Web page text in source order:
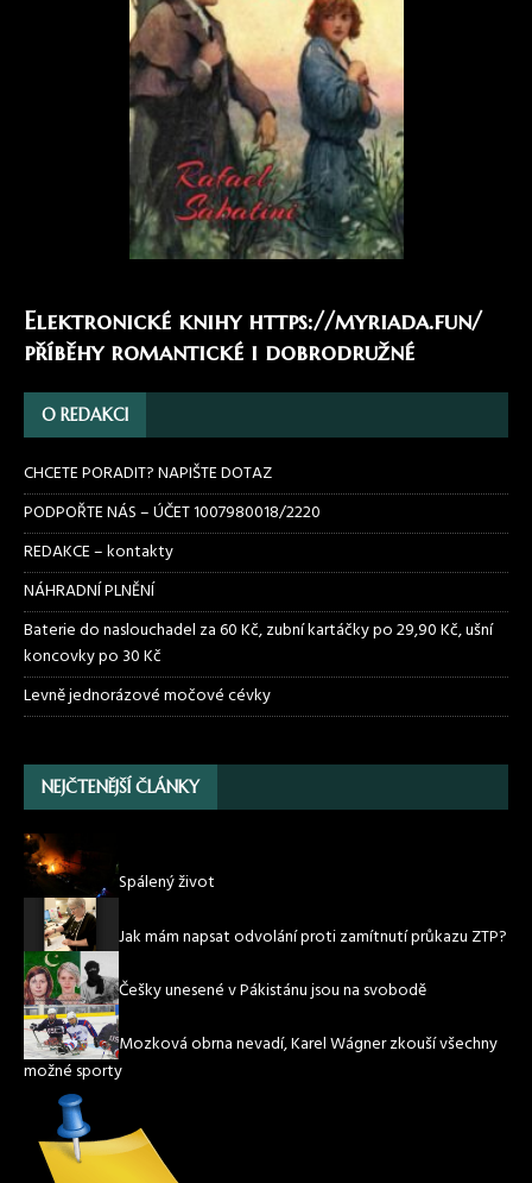
Elektronické knihy https://myriada.fun/
příběhy romantické i dobrodružné
O REDAKCI
CHCETE PORADIT? NAPIŠTE DOTAZ
PODPOŘTE NÁS – ÚČET 1007980018/2220
REDAKCE – kontakty
NÁHRADNÍ PLNĚNÍ
Baterie do naslouchadel za 60 Kč, zubní kartáčky po 29,90 Kč, ušní
koncovky po 30 Kč
Levně jednorázové močové cévky
NEJČTENĚJŠÍ ČLÁNKY
Spálený život
Jak mám napsat odvolání proti zamítnutí průkazu ZTP?
Češky unesené v Pákistánu jsou na svobodě
Mozková obrna nevadí, Karel Wágner zkouší všechny
možné sporty